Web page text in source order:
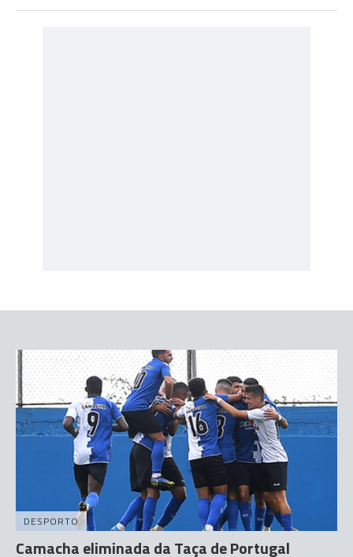
DESPORTO
Camacha eliminada da Taça de Portugal